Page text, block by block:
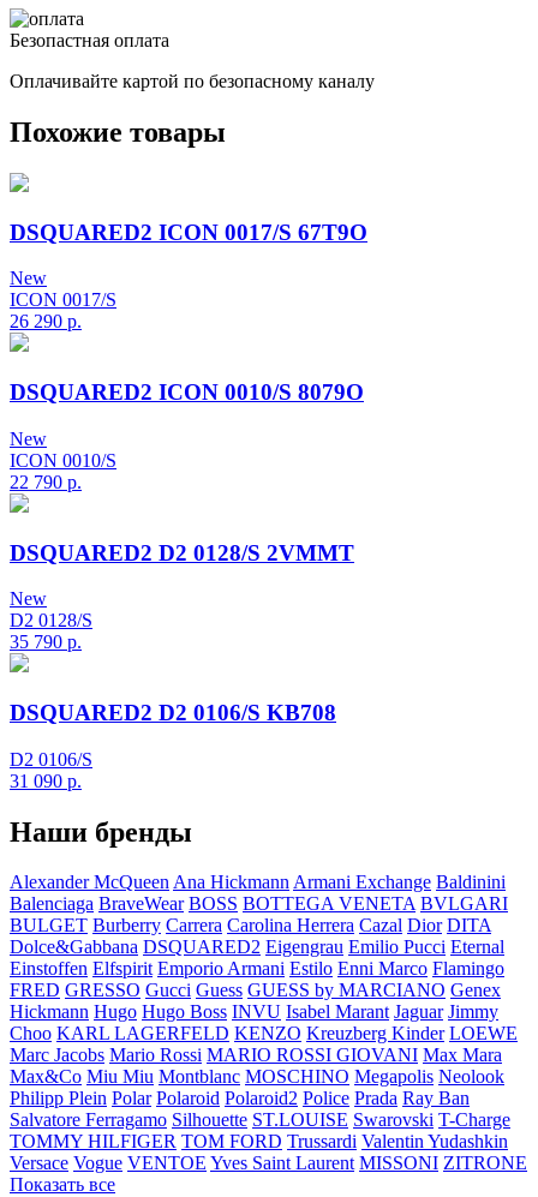
Безопастная оплата
Оплачивайте картой по безопасному каналу
Похожие товары
DSQUARED2 ICON 0017/S 67T9O
New
ICON 0017/S
26 290 р.
DSQUARED2 ICON 0010/S 8079O
New
ICON 0010/S
22 790 р.
DSQUARED2 D2 0128/S 2VMMT
New
D2 0128/S
35 790 р.
DSQUARED2 D2 0106/S KB708
D2 0106/S
31 090 р.
Наши бренды
Alexander McQueenAna HickmannArmani Exchange Baldinini
Balenciaga BraveWear BOSS BOTTEGA VENETA BVLGARI
BULGET Burberry Carrera Carolina Herrera Cazal Dior DITA
Dolce&Gabbana DSQUARED2 Eigengrau Emilio Pucci Eternal
Einstoffen Elfspirit Emporio Armani Estilo Enni Marco Flamingo
FRED GRESSO Gucci Guess GUESS by MARCIANO Genex
Hickmann Hugo Hugo Boss INVU Isabel Marant Jaguar Jimmy
Choo KARL LAGERFELD KENZO Kreuzberg Kinder LOEWE
Marc Jacobs Mario Rossi MARIO ROSSI GIOVANI Max Mara
Max&Co Miu Miu Montblanc MOSCHINO Megapolis Neolook
Philipp Plein Polar Polaroid Polaroid2 Police Prada Ray Ban
Salvatore Ferragamo Silhouette ST.LOUISE Swarovski T-Charge
TOMMY HILFIGER TOM FORD Trussardi Valentin Yudashkin
Versace Vogue VENTOE Yves Saint Laurent MISSONI ZITRONE
Показать все